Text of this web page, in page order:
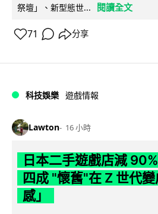
祭壇」、新型態世...
閱讀全文
71 分享
科技娛樂 遊戲情報
Lawton 16 小時
日本二手遊戲店減
四成 "懷舊"在 Z 世代
感」